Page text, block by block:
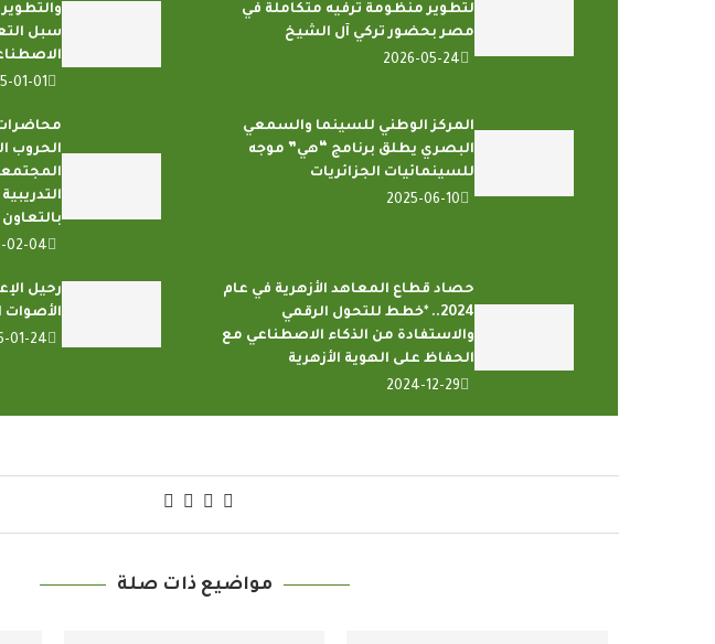
لتطوير منظومة ترفيه متكاملة في
مصر بحضور تركي آل الشيخ
2026-05-24
سبل
01-01
المركز الوطني للسينما والسمعي
البصري يطلق برنامج “هي” موجه
للسينمائيات الجزائريات
2025-06-10
محاضرات
الحروب
02-04
حصاد قطاع المعاهد الأزهرية في عام
2024.. *خطط للتحول الرقمي
والاستفادة من الذكاء الاصطناعي مع
الحفاظ على الهوية الأزهرية
2024-12-29
رحيل
الأصوات
01-24
مواضيع ذات صلة